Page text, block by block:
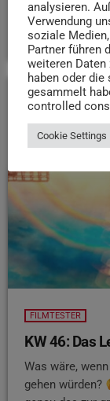
today 20. NOVEMBER
FILMTESTER
KW 46: Das
Was wäre,
gehen würden?
analysieren.
Verwendung
soziale
Partner führen
weiteren
haben oder die
gesammelt
controlled
Cookie Settings